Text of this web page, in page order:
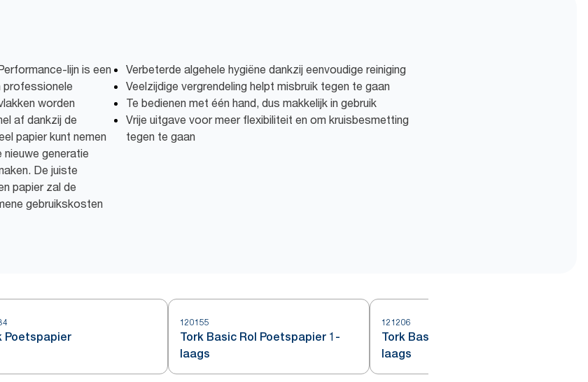
lijn is een
worden
af dankzij de
papier kunt nemen
generatie
De juiste
papier zal de
gebruikskosten
Verbeterde algehele hygiëne dankzij eenvoudige reiniging
Veelzijdige vergrendeling helpt misbruik tegen te gaan
Te bedienen met één hand, dus makkelijk in gebruik
Vrije uitgave voor meer flexibiliteit en om kruisbesmetting
tegen te gaan
Poetspapier
120155
Tork Basic Rol Poetspapier 1-
laags
121206
Tork Basic Rol Poetspapier 2-
laags